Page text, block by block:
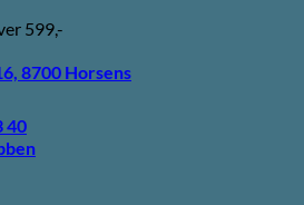
599,-
8700 Horsens
40